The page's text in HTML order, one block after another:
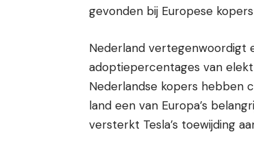
gevonden bij Europese
Nederland vertegenwoordigt
adoptiepercentages van
Nederlandse kopers hebben
land een van Europa’s
versterkt Tesla’s toewijding